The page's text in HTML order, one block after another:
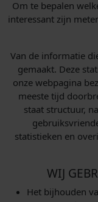
Om te bepalen
interessant zijn
Van de informatie
gemaakt. Deze
onze webpagina
meeste tijd
staat structuur,
statistieken en
WIJ
Het bijhouden